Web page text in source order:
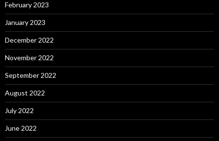
February 2023
January 2023
December 2022
November 2022
September 2022
August 2022
July 2022
June 2022